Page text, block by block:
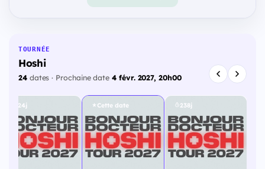
TOURNÉE
Hoshi
24dates · Prochaine date4 févr. 2027, 20h00
224j Cette date 238j